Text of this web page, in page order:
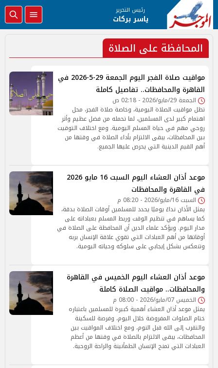
رئيس التحرير
ياسر بركات
المحافظة على الصلاة
مواقيت صلاة الفجر اليوم الجمعة 29-5-2026 في
القاهرة والمحافظات.. تفاصيل كاملة
الجمعة 29/مايو/2026 - 02:18 ص
تظل مواقيت الصلاة اليومية، وخاصة صلاة الفجر، محل
اهتمام كبير لدى المسلمين، لما تحمله من فضل عظيم وأثر
روحي مهم في حياة المسلم اليومية. ومع اختلاف التوقيت
بين المحافظات، يبقى الالتزام بأداء الصلاة في وقتها من
أهم القيم الدينية التي يحرص عليها الجميع.
موعد أذان العشاء اليوم السبت 16 مايو 2026
في القاهرة والمحافظات
السبت 16/مايو/2026 - 08:20 م
يمثل الأذان نداءً يوميًا يحدد للمسلمين أوقات الصلاة بدقة،
كما يساهم في تنظيم الوقت وربط المسلم بعباداته على
مدار اليوم. ويؤكد علماء الدين أن المحافظة على الصلاة في
أوقاتها من أهم العبادات التي تقوي علاقة الإنسان بربه
وتنعكس بشكل إيجابي على سلوكه وحياته اليومية.
موعد أذان العشاء اليوم الخميس في القاهرة
والمحافظات.. مواقيت الصلاة كاملة
الخميس 07/مايو/2026 - 08:00 م
يمثل موعد أذان العشاء أهمية كبيرة للمسلمين باعتباره
ختام الصلوات المفروضة خلال اليوم، وفرصة للسكينة
والتقرب إلى الله قبل النوم، ومع اختلاف المواقيت بين
المحافظات، يبقى الالتزام بالصلاة في وقتها من أعظم
العبادات التي تمنح الإنسان الطمأنينة والراحة الروحية.